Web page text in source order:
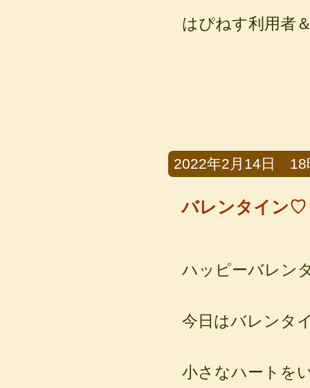
はぴねす利用者
2022年2月14日 18
バレンタイン♡
ハッピーバレン
今日はバレンタ
小さなハートを